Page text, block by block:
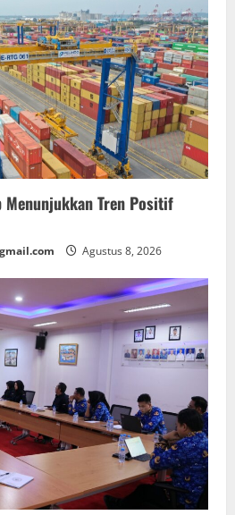
Menunjukkan Tren Positif
Agustus 8, 2026